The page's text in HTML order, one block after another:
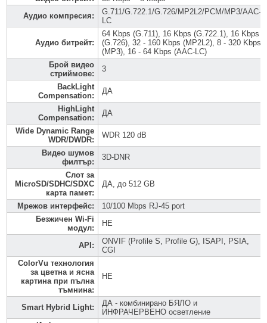
Аудио компресия:
G.711/G.722.1/G.726/MP2L2/PCM/MP3/AAC-
LC
Аудио битрейт:
64 Kbps (G.711), 16 Kbps (G.722.1), 16 Kbps
(G.726), 32 - 160 Kbps (MP2L2), 8 - 320 Kbps
(MP3), 16 - 64 Kbps (AAC-LC)
Брой видео
стриймове:
3
BackLight
Compensation:
ДА
HighLight
Compensation:
ДА
Wide Dynamic Range
WDR/DWDR:
WDR 120 dB
Видео шумов
филтър:
3D-DNR
Слот за
MicroSD/SDHC/SDXC
карта памет:
ДА, до 512 GB
Мрежов интерфейс:
10/100 Mbps RJ-45 port
Безжичен Wi-Fi
модул:
НЕ
API:
ONVIF (Profile S, Profile G), ISAPI, PSIA,
CGI
ColorVu технология
за цветна и ясна
картина при пълна
тъмнина:
НЕ
Smart Hybrid Light:
ДА - комбинирано БЯЛО и
ИНФРАЧЕРВЕНО осветление